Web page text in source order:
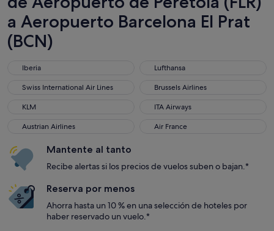
a Aeropuerto Barcelona El Prat
(BCN)
Iberia
Iberia Lufthansa
Lufthansa
Swiss International Air Lines
Swiss International Air Lines Brussels Airlines
Brussels Airlines
KLM
KLM ITA Airways
ITA Airways
Austrian Airlines
Austrian Airlines Air France
Air France
Mantente al tanto
Recibe alertas si los precios de vuelos suben o bajan.*
Reserva por menos
Ahorra hasta un 10 % en una selección de hoteles por
haber reservado un vuelo.*